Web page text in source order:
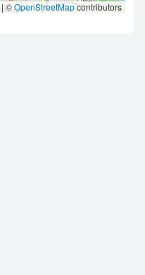
|©OpenStreetMapcontributors